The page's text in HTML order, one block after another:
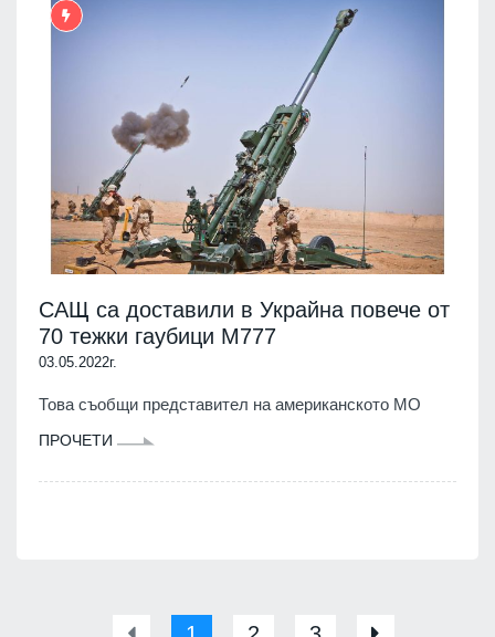
САЩ са доставили в Украйна повече от
70 тежки гаубици M777
03.05.2022г.
Това съобщи представител на американското МО
ПРОЧЕТИ